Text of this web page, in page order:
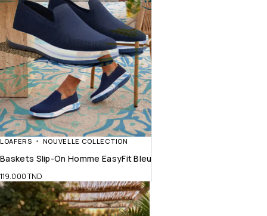
LOAFERS NOUVELLE COLLECTION
Baskets Slip-On Homme EasyFit Bleu
119.000TND